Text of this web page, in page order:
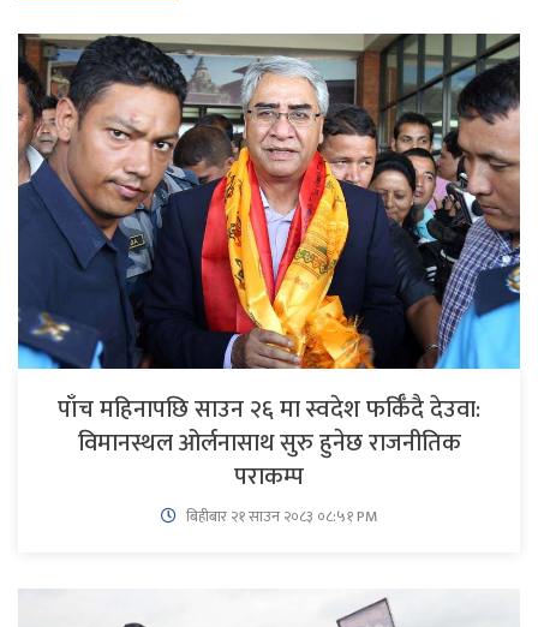
पाँच महिनापछि साउन २६ मा स्वदेश फर्किँदै देउवा:
विमानस्थल ओर्लनासाथ सुरु हुनेछ राजनीतिक
पराकम्प
बिहीबार २१ साउन २०८३ ०८:५१ PM